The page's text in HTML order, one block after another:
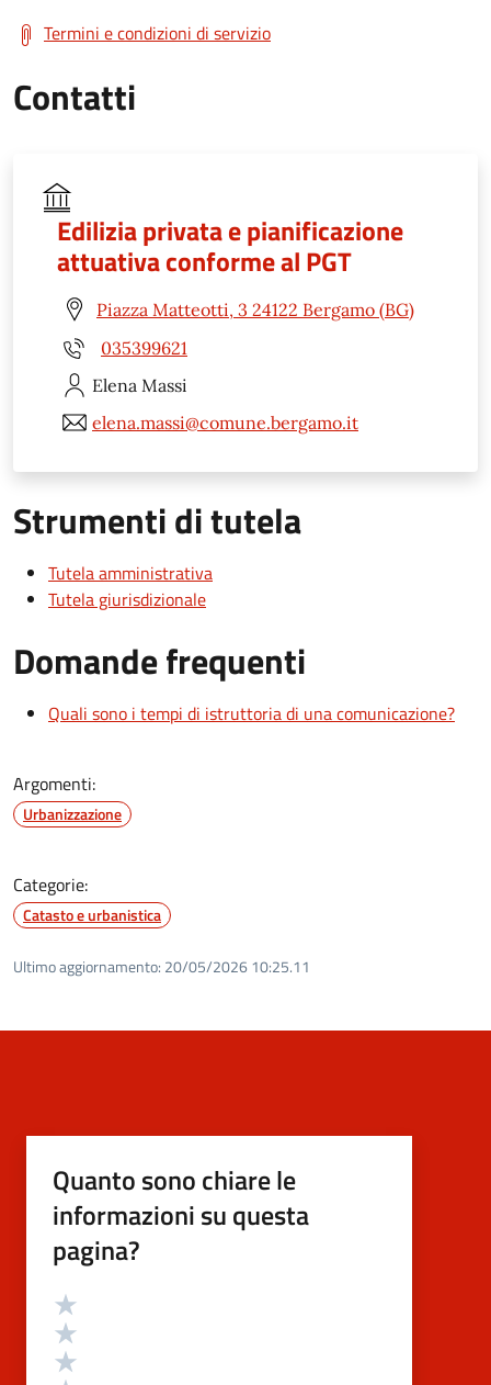
Termini e condizioni di servizio
Contatti
Edilizia privata e pianificazione
attuativa conforme al PGT
Piazza Matteotti, 3 24122 Bergamo (BG)
035399621
Elena Massi
elena.massi@comune.bergamo.it
Strumenti di tutela
Tutela amministrativa
Tutela giurisdizionale
Domande frequenti
Quali sono i tempi di istruttoria di una comunicazione?
Argomenti:
Urbanizzazione
Categorie:
Catasto e urbanistica
Ultimo aggiornamento: 20/05/2026 10:25.11
Quanto sono chiare le
informazioni su questa
pagina?
Valutazione